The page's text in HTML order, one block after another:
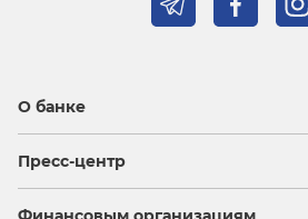
О банке
Пресс-центр